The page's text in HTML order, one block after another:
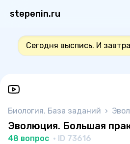
stepenin.ru
Сегодня выспись. И
Биология. База заданий ›
Эволюция. Большая
48 вопрос · ID 73616